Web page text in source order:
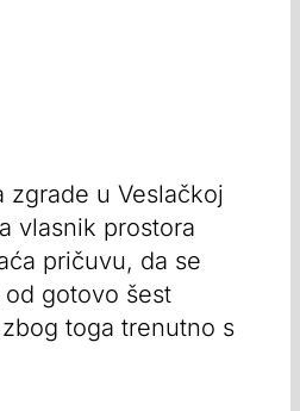
zgrade u Veslačkoj
vlasnik prostora
pričuvu, da se
gotovo šest
toga trenutno s